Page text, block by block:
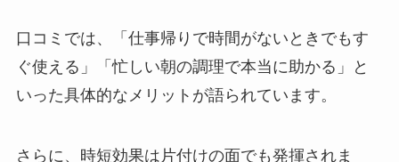
口コミでは、「仕事帰りで時間がないときでもす
ぐ使える」「忙しい朝の調理で本当に助かる」と
いった具体的なメリットが語られています。
さらに、時短効果は片付けの面でも発揮されま